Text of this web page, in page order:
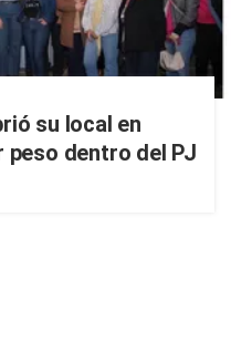
su local en
peso dentro del PJ